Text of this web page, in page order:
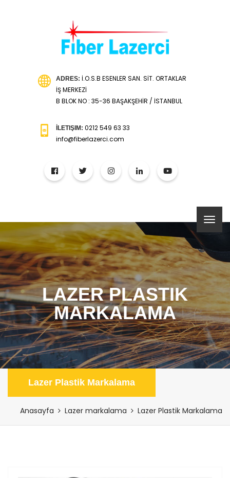
ADRES: İ.O.S.B ESENLER SAN. SİT. ORTAKLAR
İŞ MERKEZİ
B BLOK NO : 35-36 BAŞAKŞEHİR / İSTANBUL
İLETIŞIM: 0212 549 63 33
info@fiberlazerci.com
LAZER PLASTIK
MARKALAMA
Lazer Plastik Markalama
Anasayfa Lazer markalama Lazer Plastik Markalama